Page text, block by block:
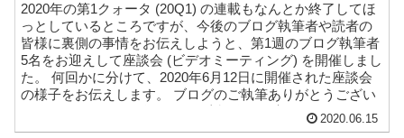
2020年の第1クォータ (20Q1) の連載もなんとか終了してほ
っとしているところですが、今後のブログ執筆者や読者の
皆様に裏側の事情をお伝えしようと、第1週のブログ執筆者
5名をお迎えして座談会 (ビデオミーティング) を開催しまし
た。 何回かに分けて、2020年6月12日に開催された座談会
の様子をお伝えします。 ブログのご執筆ありがとうござい
ました。今回は100分くらいの座談会を予定しています。ま
ず最初に連載の順番で自己紹介をお願いします。その後、
2020.06.15